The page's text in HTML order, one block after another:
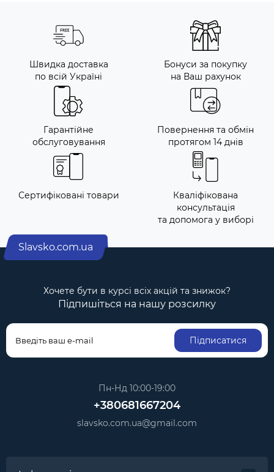
Швидка доставка
по всій Україні
Бонуси за покупку
на Ваш рахунок
Гарантійне
обслуговування
Повернення та обмін
протягом 14 днів
Сертифіковані товари
Кваліфікована
консультація
та допомога у виборі
Slavsko.com.ua
Хочете бути в курсі всіх акцій та знижок?
Підпишіться на нашу розсилку
Підписатися
Пн-Нд 10:00-19:00
+380681667204
slavsko.com.ua@gmail.com